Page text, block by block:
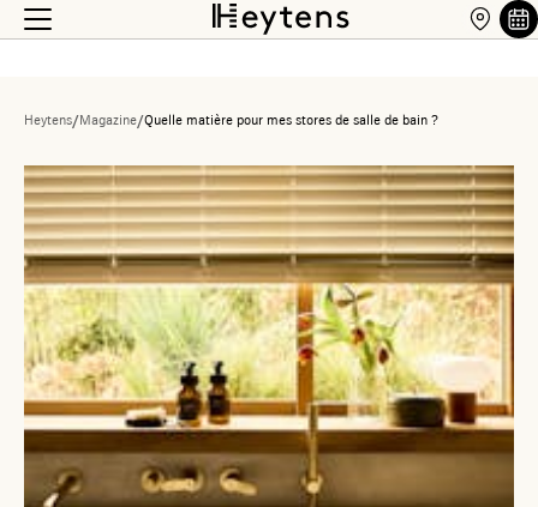
Heytens/Magazine/Quelle matière pour mes stores de salle de bain ?